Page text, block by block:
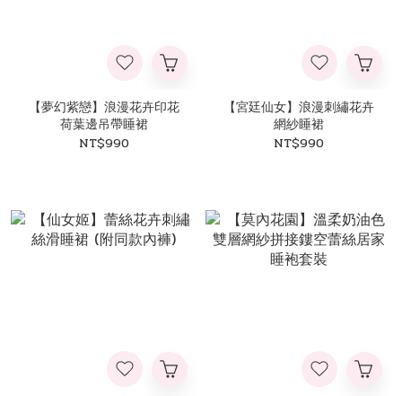
【夢幻紫戀】浪漫花卉印花
荷葉邊吊帶睡裙
NT$990
【宮廷仙女】浪漫刺繡花卉
網紗睡裙
NT$990